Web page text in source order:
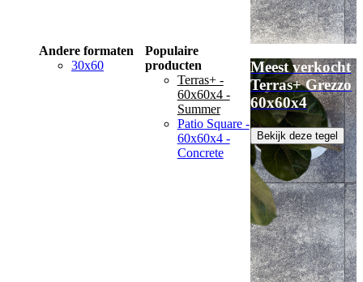
Andere formaten
30x60
Populaire
producten
Terras+ -
60x60x4 -
Summer
Patio Square -
60x60x4 -
Concrete
Meest verkocht
Terras+ Grezzo
60x60x4
Bekijk deze tegel